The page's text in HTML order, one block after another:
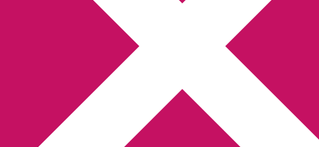
Webbshop Amazon
Bokbloggsjerka Bloggmaraton
Kriminalroman Min tv-blogg
You are here: Archives for E-bok